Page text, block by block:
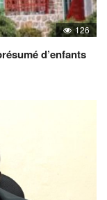
126
d’enfants